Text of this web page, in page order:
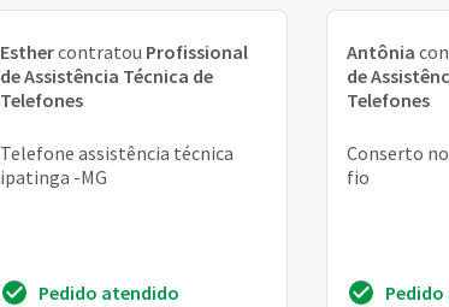
Esthercontratou Profissional
de Assistência Técnica de
Telefones
Telefone assistência técnica
ipatinga -MG
Pedido atendido
Antônia
de
Telefones
Conserto
fio